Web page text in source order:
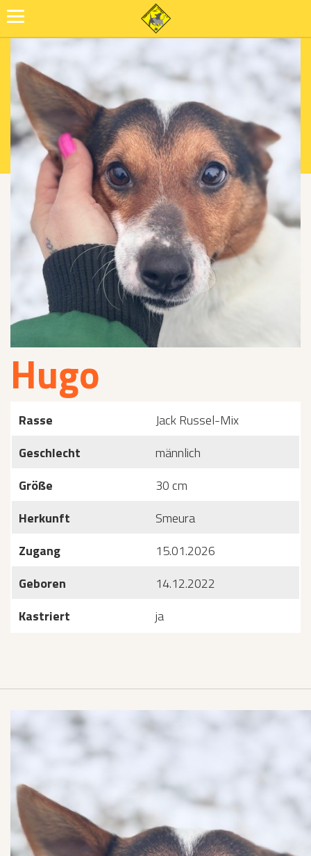
Hugo
Rasse
Jack Russel-Mix
Geschlecht
männlich
Größe
30 cm
Herkunft
Smeura
Zugang
15.01.2026
Geboren
14.12.2022
Kastriert
ja